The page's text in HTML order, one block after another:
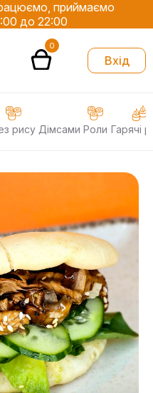
приймаємо
до 22:00
0
Вхід
рису Дімсами Роли Гарячі